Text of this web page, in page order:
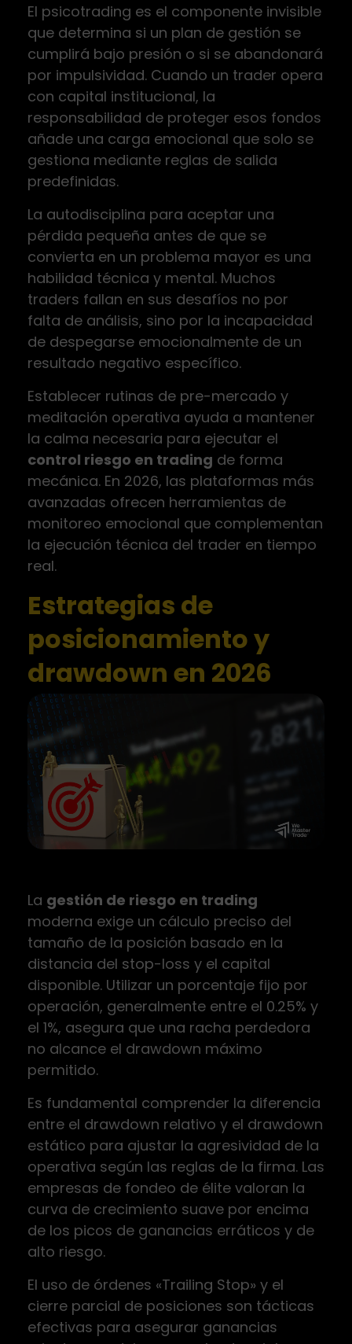
El psicotrading es el componente invisible
que determina si un plan de gestión se
cumplirá bajo presión o si se abandonará
por impulsividad. Cuando un trader opera
con capital institucional, la
responsabilidad de proteger esos fondos
añade una carga emocional que solo se
gestiona mediante reglas de salida
predefinidas.
La autodisciplina para aceptar una
pérdida pequeña antes de que se
convierta en un problema mayor es una
habilidad técnica y mental. Muchos
traders fallan en sus desafíos no por
falta de análisis, sino por la incapacidad
de despegarse emocionalmente de un
resultado negativo específico.
Establecer rutinas de pre-mercado y
meditación operativa ayuda a mantener
la calma necesaria para ejecutar el
control riesgo en trading de forma
mecánica. En 2026, las plataformas más
avanzadas ofrecen herramientas de
monitoreo emocional que complementan
la ejecución técnica del trader en tiempo
real.
Estrategias de
posicionamiento y
drawdown en 2026
La gestión de riesgo en trading
moderna exige un cálculo preciso del
tamaño de la posición basado en la
distancia del stop-loss y el capital
disponible. Utilizar un porcentaje fijo por
operación, generalmente entre el 0.25% y
el 1%, asegura que una racha perdedora
no alcance el drawdown máximo
permitido.
Es fundamental comprender la diferencia
entre el drawdown relativo y el drawdown
estático para ajustar la agresividad de la
operativa según las reglas de la firma. Las
empresas de fondeo de élite valoran la
curva de crecimiento suave por encima
de los picos de ganancias erráticos y de
alto riesgo.
El uso de órdenes «Trailing Stop» y el
cierre parcial de posiciones son tácticas
efectivas para asegurar ganancias